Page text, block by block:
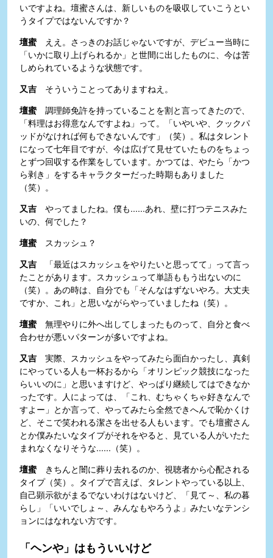
いですよね。壇蜜さんは、新しいものを吸収していこうとい
うタイプではないんですか？
壇蜜 ええ。さっきのお話じゃないですが、デビュー当時に
「いかに取り上げられるか」と世間に出したものに、今は苦
しめられているような状態です。
又吉 そういうことってありますねえ。
壇蜜 調理師免許を持っていることを割と言ってきたので、
「料理はお得意なんですよね」って。「いやいや、クックパ
ッドがなければ何もできないんです」（笑）。私はタレント
になって七年目ですが、今は広げて見せていたものをちょっ
とずつ回収する作業をしています。かつては、やたら「かつ
ら剥き」をするキャラクターだった時期もありました
（笑）。
又吉 やってましたね。僕も......あれ、壁に打つテニスみた
いの、何でした？
壇蜜 スカッシュ？
又吉 「最近はスカッシュをやりたいと思ってて」って言っ
たことがあります。スカッシュって単語ももう出ないのに
（笑）。あの時は、自分でも「そんなはずないやろ。大丈夫
ですか、これ」と思いながらやっていましたね（笑）。
壇蜜 無理やりに外へ出してしまったものって、自分と食べ
合わせが悪いパターンが多いですよね。
又吉 実際、スカッシュをやってみたら面白かったし、真剣
にやっている人も一杯おるから「オリンピック競技になった
らいいのに」と思いますけど、やっぱり継続してはできなか
ったです。人によっては、「これ、むちゃくちゃ好きなんで
すよー」とか言って、やってみたら全然できへんで恥かくけ
ど、そこで笑われる潔さを出せる人もいます。でも壇蜜さん
とか僕みたいなタイプがそれをやると、見ている人がいたた
まれなくなりそうな......（笑）。
壇蜜 きちんと闇に葬り去れるのか、視聴者から心配される
タイプ（笑）。タイプで言えば、タレントやっている以上、
自己顕示欲がまるでないわけはないけど、「見て～、私の暮
らし」「いいでしょ～、みんなもやろうよ」みたいなテンシ
ョンにはなれない方です。
「ヘンや」はもういいけど